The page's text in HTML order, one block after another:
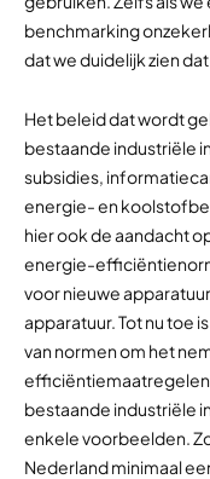
benchmarking
dat we duidelijk zien
Het beleid dat wordt
bestaande industriële
subsidies,
energie- en
hier ook de aandacht
energie-
voor nieuwe
apparatuur. Tot nu toe
van normen om het
bestaande industriële
enkele voorbeelden.
Nederland minimaal